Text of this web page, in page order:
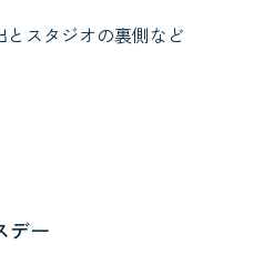
とスタジオの裏側など
デー